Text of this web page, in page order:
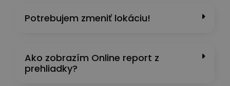
Potrebujem zmeniť lokáciu!
Ako zobrazím Online report z
prehliadky?